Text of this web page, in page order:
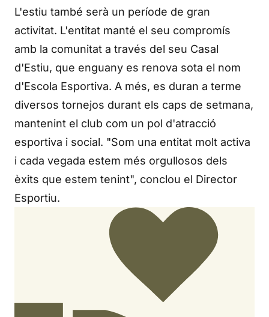
L'estiu també serà un període de gran
activitat. L'entitat manté el seu compromís
amb la comunitat a través del seu Casal
d'Estiu, que enguany es renova sota el nom
d'Escola Esportiva. A més, es duran a terme
diversos tornejos durant els caps de setmana,
mantenint el club com un pol d'atracció
esportiva i social. "Som una entitat molt activa
i cada vegada estem més orgullosos dels
èxits que estem tenint", conclou el Director
Esportiu.